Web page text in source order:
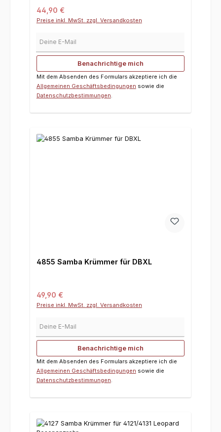
Regulärer Preis:
44,90 €
Preise inkl. MwSt. zzgl. Versandkosten
Benachrichtige mich
Mit dem Absenden des Formulars akzeptiere ich die
Allgemeinen Geschäftsbedingungen sowie die
Datenschutzbestimmungen.
4855 Samba Krümmer für DBXL
Regulärer Preis:
49,90 €
Preise inkl. MwSt. zzgl. Versandkosten
Benachrichtige mich
Mit dem Absenden des Formulars akzeptiere ich die
Allgemeinen Geschäftsbedingungen sowie die
Datenschutzbestimmungen.